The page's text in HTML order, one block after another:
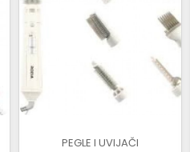
PEGLE I UVIJAČI